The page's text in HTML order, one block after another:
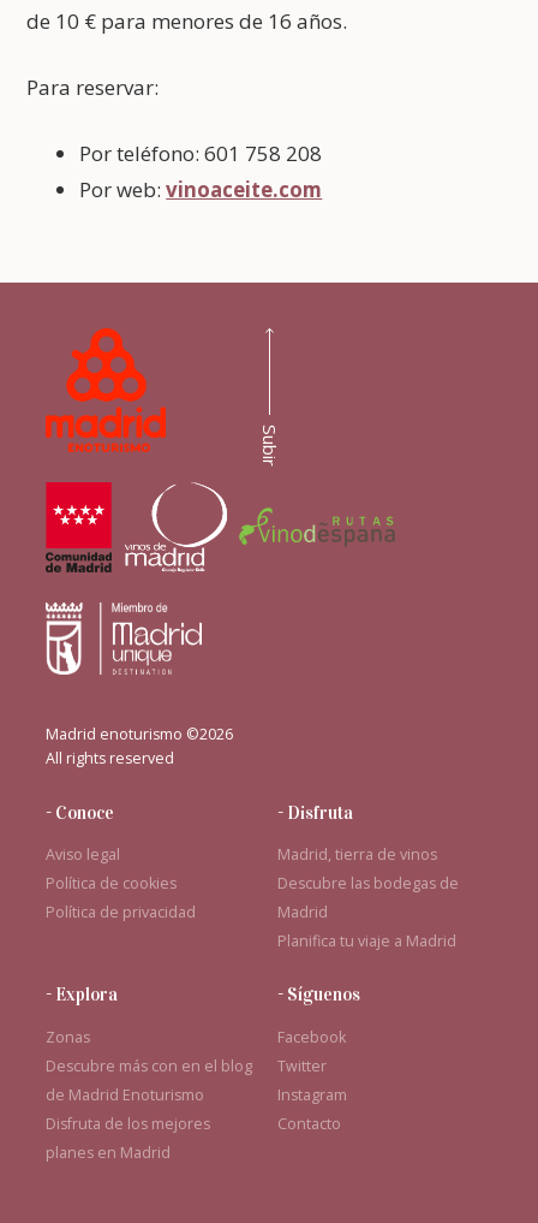
de 10 € para menores de 16 años.
Para reservar:
Por teléfono: 601 758 208
Por web:vinoaceite.com
Madrid enoturismo ©2026
All rights reserved
- Conoce
Aviso legal
Política de cookies
Política de privacidad
- Disfruta
Madrid, tierra de vinos
Descubre las bodegas de
Madrid
Planifica tu viaje a Madrid
- Explora
Zonas
Descubre más con en el blog
de Madrid Enoturismo
Disfruta de los mejores
planes en Madrid
- Síguenos
Facebook
Twitter
Instagram
Contacto
Subir